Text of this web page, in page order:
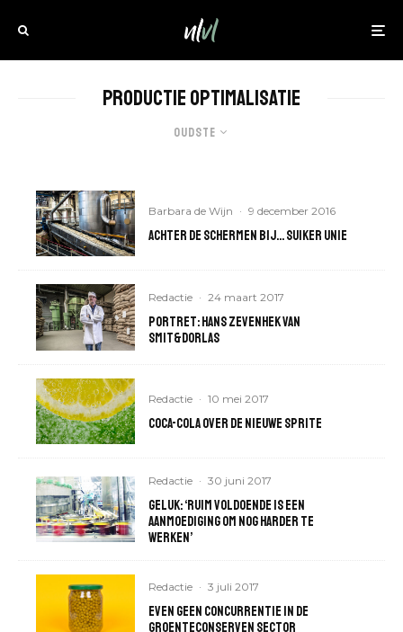
Productie optimalisatie
Oudste
Barbara de Wijn · 9 december 2016
Achter de schermen bij… Suiker Unie
Redactie · 24 maart 2017
Portret: Hans Zevenhek van
SMIT&DORLAS
Redactie · 10 mei 2017
Coca-cola over de nieuwe Sprite
Redactie · 30 juni 2017
Geluk: ‘Ruim voldoende is een
aanmoediging om nog harder te
werken’
Redactie · 3 juli 2017
Even geen concurrentie in de
groenteconserven sector